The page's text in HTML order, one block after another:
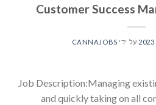
Customer Success
על ידי CANNAJOBS
Job Description:Managing
and quickly taking on all